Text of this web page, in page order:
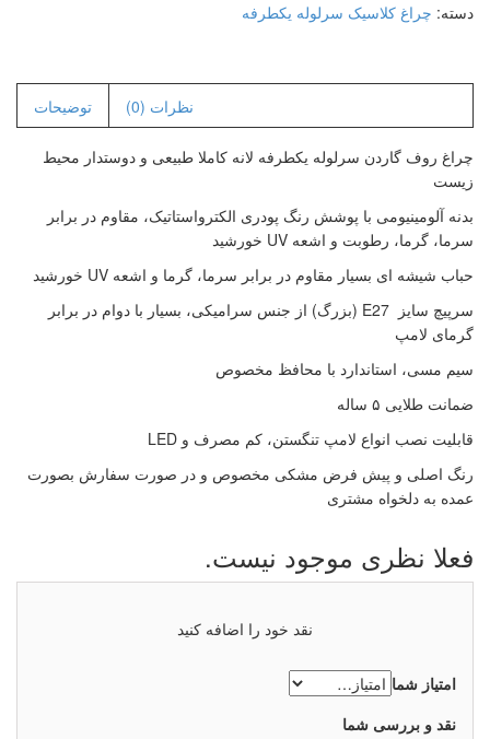
چراغ کلاسیک پایه پارکی
چراغ حبابی سرلوله
استاندارد
چراغ حبابی سرلوله سه
شعله
چراغ حبابی سرلوله
چهارشعله
چراغ حبابی دیواری
چراغ حبابی چمنی
چراغ حبابی پارکی
چراغ حبابی پایه پارکی
چراغ حبابی پایه چمنی
چراغ نورپردازی
چراغ پروژکتور فضای باز
چراغ پروژکتور خطی، نما
چراغ دفنی سنگی
چراغ دفنی پله ای
دسته: چراغ کلاسیک سرلوله یکطرفه
توضیحات نظرات (0)
چراغ روف گاردن سرلوله یکطرفه لانه کاملا طبیعی و دوستدار محیط
زیست
بدنه آلومینیومی با پوشش رنگ پودری الکترواستاتیک، مقاوم در برابر
سرما، گرما، رطوبت و اشعه UV خورشید
حباب شیشه ای بسیار مقاوم در برابر سرما، گرما و اشعه UV خورشید
سرپیچ سایز E27 (بزرگ) از جنس سرامیکی، بسیار با دوام در برابر
گرمای لامپ
سیم مسی، استاندارد با محافظ مخصوص
ضمانت طلایی ۵ ساله
قابلیت نصب انواع لامپ تنگستن، کم مصرف و LED
رنگ اصلی و پیش فرض مشکی مخصوص و در صورت سفارش بصورت
عمده به دلخواه مشتری
فعلا نظری موجود نیست.
نقد خود را اضافه کنید
امتیاز شما
نقد و بررسی شما